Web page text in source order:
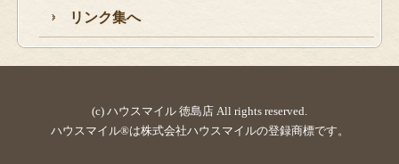
リンク集へ
(c) ハウスマイル 徳島店 All rights reserved.
ハウスマイル®は株式会社ハウスマイルの登録商標です。